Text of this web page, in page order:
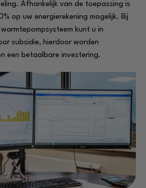
Afhankelijk van de toepassing is
op uw energierekening mogelijk. Bij
kunt u in
subsidie, hierdoor worden
een betaalbare investering.